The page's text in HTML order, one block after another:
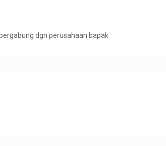
dgn perusahaan bapak